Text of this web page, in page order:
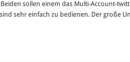
sollen einem das Multi-Account-
sehr einfach zu bedienen. Der große